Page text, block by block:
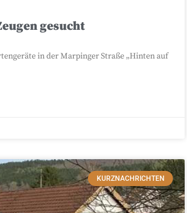
gesucht
in der Marpinger Straße „Hinten auf
KURZNACHRICHTEN